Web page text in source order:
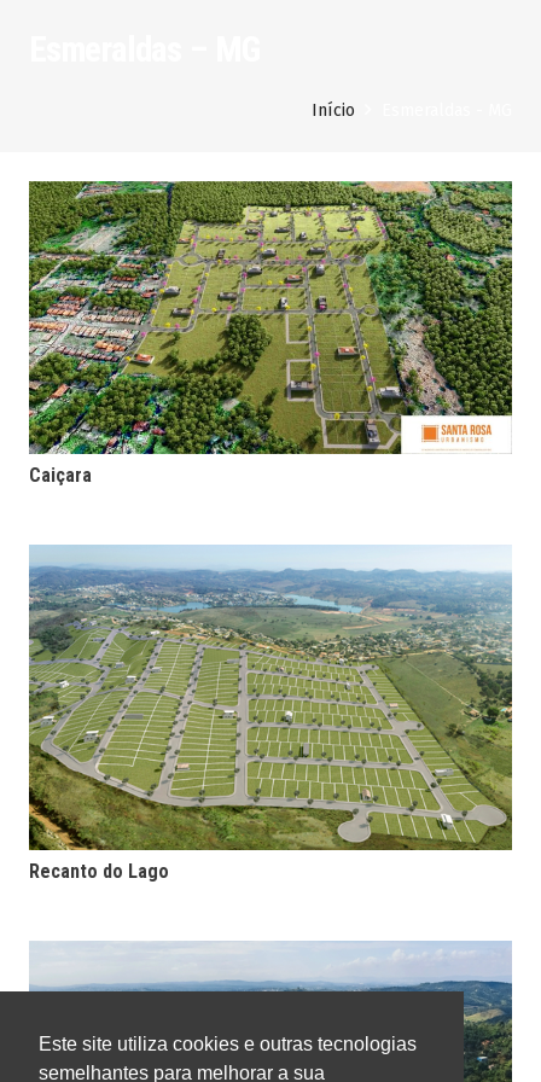
Início
Caiçara
Recanto do Lago
Este site utiliza cookies e outras tecnologias
semelhantes para melhorar a sua